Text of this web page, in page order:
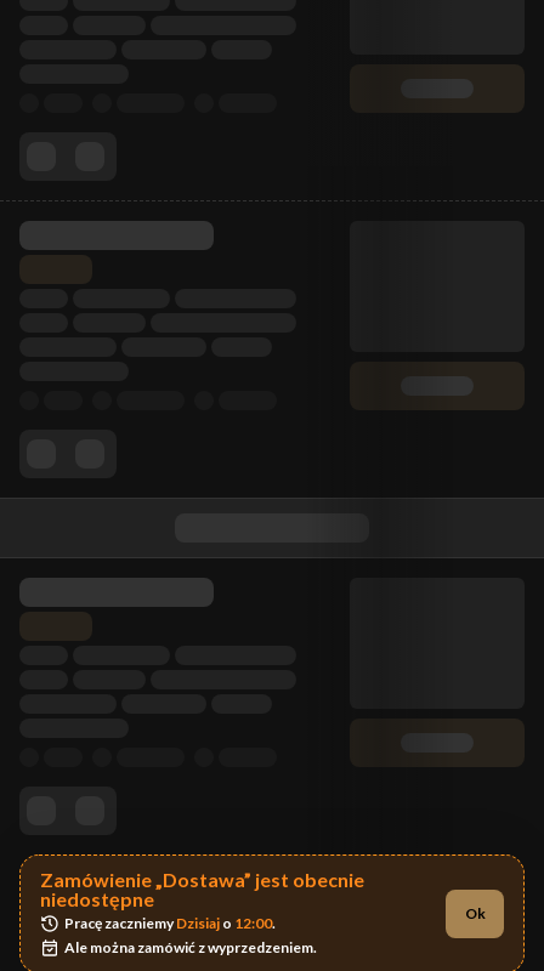
Zamówienie „Dostawa” jest obecnie
niedostępne
Pracę zaczniemy Dzisiaj o 12:00.
Ale można zamówić z wyprzedzeniem.
Ok